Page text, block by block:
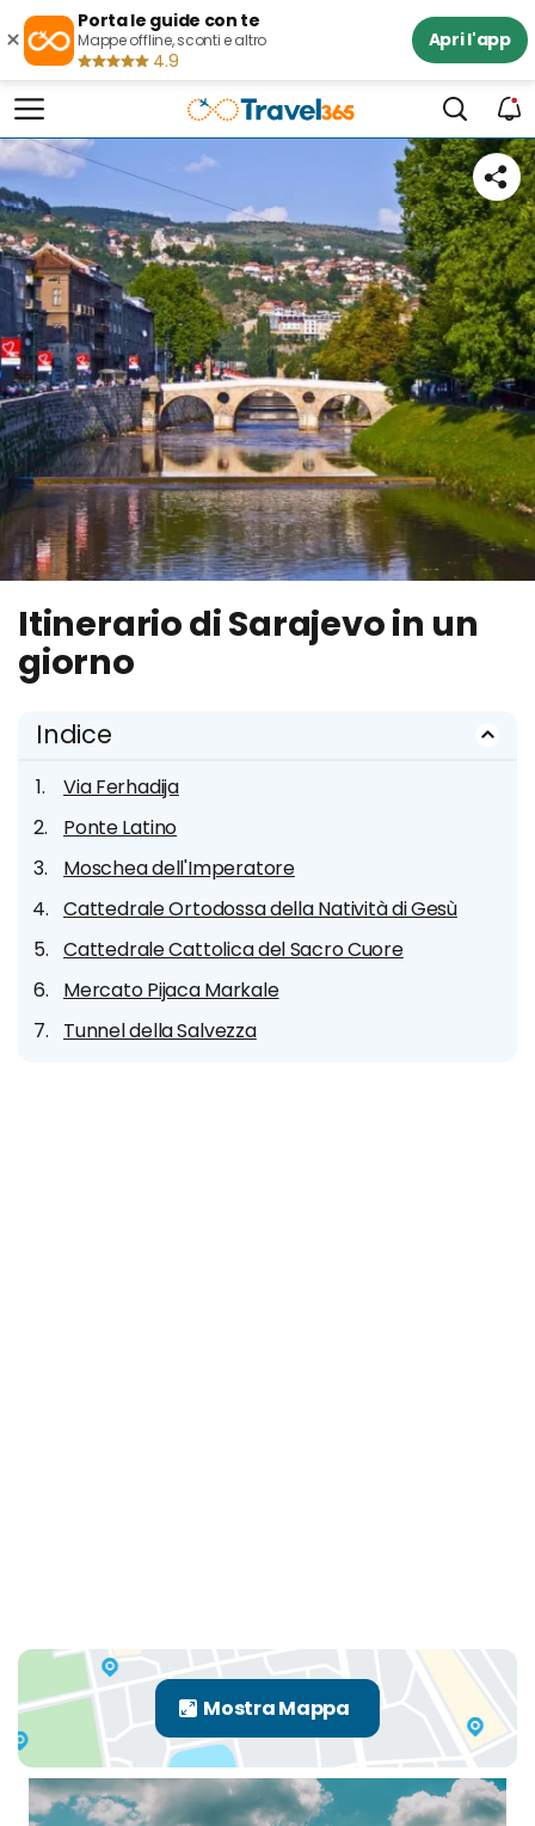
×
Porta le guide con te
Mappe offline, sconti e altro
4.9
Apri l'app
Itinerario di Sarajevo in un
giorno
Indice
Via Ferhadija
Ponte Latino
Moschea dell'Imperatore
Cattedrale Ortodossa della Natività di Gesù
Cattedrale Cattolica del Sacro Cuore
Mercato Pijaca Markale
Tunnel della Salvezza